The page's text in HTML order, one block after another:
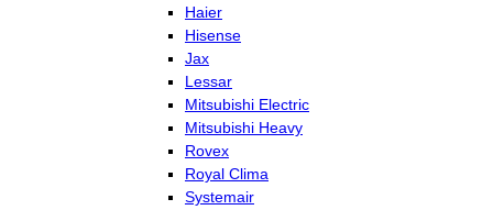
Haier
Hisense
Jax
Lessar
Mitsubishi Electric
Mitsubishi Heavy
Rovex
Royal Clima
Systemair